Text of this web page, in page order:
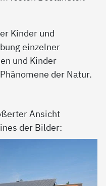
Kinder und
einzelner
und Kinder
der Natur.
Ansicht
der Bilder: